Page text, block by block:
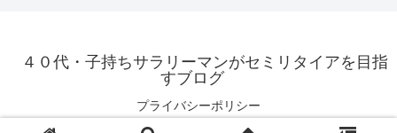
４０代・子持ちサラリーマンがセミリタイアを目指
すブログ
プライバシーポリシー